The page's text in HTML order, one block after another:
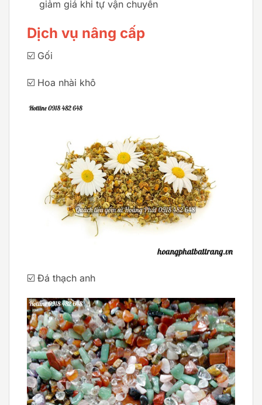
giảm giá khi tự vận chuyển
Dịch vụ nâng cấp
☑️ Gối
☑️ Hoa nhài khô
☑️ Đá thạch anh